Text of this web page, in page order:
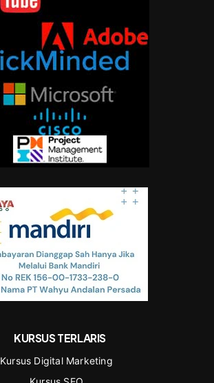
KURSUS TERLARIS
Kursus Digital Marketing